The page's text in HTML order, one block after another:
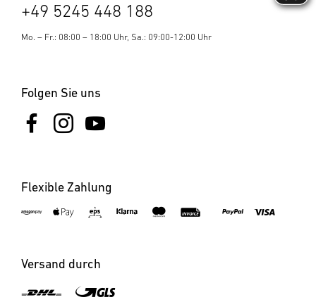
+49 5245 448 188
Mo. – Fr.: 08:00 – 18:00 Uhr, Sa.: 09:00-12:00 Uhr
Folgen Sie uns
Flexible Zahlung
Versand durch